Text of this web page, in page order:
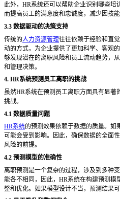
此外， HR系统还可以帮助企业识别哪些培
而提高员工的满意度和忠诚度，减少因技
3.3 数据驱动的决策支持
传统的人力资源管理往往依赖于经验和直
动的方式，为企业提供了更加科学、客观
够发现潜在的离职风险和员工流动趋势，
和管理决策。
4. HR系统预测员工离职的挑战
虽然HR系统在预测员工离职方面具有显著
挑战。
4.1 数据质量问题
HR系统的预测效果依赖于数据的质量。如
可能会受到影响。因此，确保数据的全面
风险的前提。
4.2 预测模型的准确性
离职预测是一个复杂的过程，涉及到多种
能各不相同，因此， HR系统在构建预测模
整和优化。如果模型设计不当，预测结果可